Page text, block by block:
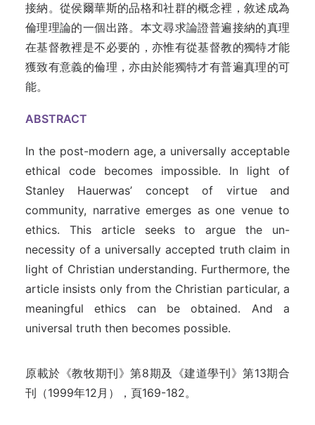
接納。從侯爾華斯的品格和社群的概念裡，敘述成為
倫理理論的一個出路。本文尋求論證普遍接納的真理
在基督教裡是不必要的，亦惟有從基督教的獨特才能
獲致有意義的倫理，亦由於能獨特才有普遍真理的可
能。
ABSTRACT
In the post-modern age, a universally acceptable
ethical code becomes impossible. In light of
Stanley Hauerwas’ concept of virtue and
community, narrative emerges as one venue to
ethics. This article seeks to argue the un-
necessity of a universally accepted truth claim in
light of Christian understanding. Furthermore, the
article insists only from the Christian particular, a
meaningful ethics can be obtained. And a
universal truth then becomes possible.
原載於《教牧期刊》第8期及《建道學刊》第13期合
刊（1999年12月），頁169-182。